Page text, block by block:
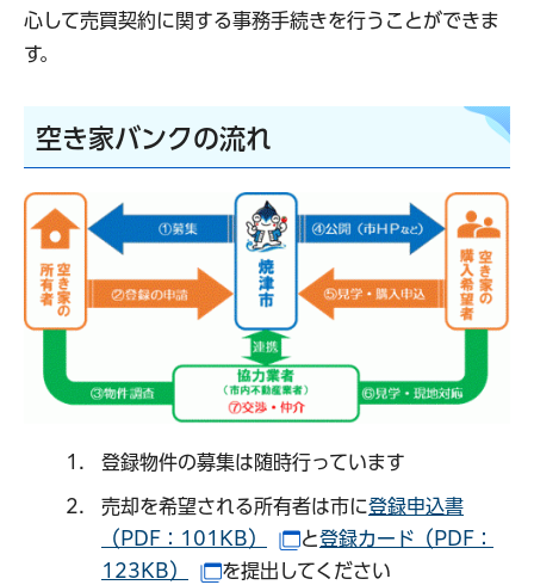
心して売買契約に関する事務手続きを行うことができま
す。
空き家バンクの流れ
登録物件の募集は随時行っています
売却を希望される所有者は市に登録申込書
（PDF：101KB）
（別ウインドウで開きます
と登録カード（PDF：
123KB）
（別ウインドウで開きます）
を提出してください